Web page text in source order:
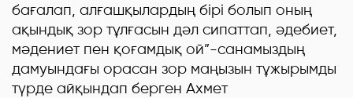
бағалап, алғашқылардың бірі болып оның
ақындық зор тұлғасын дәл сипаттап, әдебиет,
мәдениет пен қоғамдық ой”-санамыздың
дамуындағы орасан зор маңызын тұжырымды
түрде айқындап берген Ахмет